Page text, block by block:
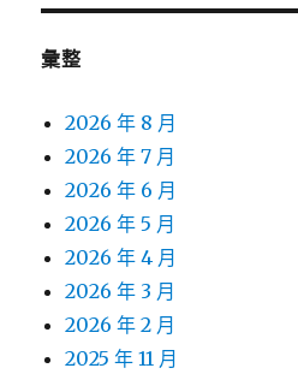
彙整
2026 年 8 月
2026 年 7 月
2026 年 6 月
2026 年 5 月
2026 年 4 月
2026 年 3 月
2026 年 2 月
2025 年 11 月